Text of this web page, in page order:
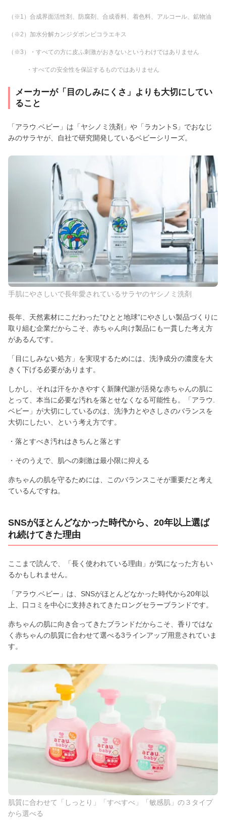
（※1）合成界面活性剤、防腐剤、合成香料、着色料、アルコール、鉱物油
（※2）加水分解カンジダボンビコラエキス
（※3）・すべての方に皮ふ刺激がおきないというわけではありません
・すべての安全性を保証するものではありません
メーカーが「目のしみにくさ」よりも大切にしてい
ること
「アラウ.ベビー」は「ヤシノミ洗剤」や「ラカントS」でおなじ
みのサラヤが、自社で研究開発しているベビーシリーズ。
手肌にやさしいで長年愛されているサラヤのヤシノミ洗剤
長年、天然素材にこだわった“ひとと地球”にやさしい製品づくりに
取り組む企業だからこそ、赤ちゃん向け製品にも一貫した考え方
があるんです。
「目にしみない処方」を実現するためには、洗浄成分の濃度を大
きく下げる必要があります。
しかし、それは汗をかきやすく新陳代謝が活発な赤ちゃんの肌に
とって、本当に必要な汚れを落とせなくなる可能性も。「アラウ.
ベビー」が大切にしているのは、洗浄力とやさしさのバランスを
大切にしたい、という考え方です。
・落とすべき汚れはきちんと落とす
・そのうえで、肌への刺激は最小限に抑える
赤ちゃんの肌を守るためには、このバランスこそが重要だと考え
ているんですね。
SNSがほとんどなかった時代から、20年以上選ば
れ続けてきた理由
ここまで読んで、「長く使われている理由」が気になった方もい
るかもしれません。
「アラウ.ベビー」は、SNSがほとんどなかった時代から20年以
上、口コミを中心に支持されてきたロングセラーブランドです。
赤ちゃんの肌に向き合ってきたブランドだからこそ、香りではな
く赤ちゃんの肌質に合わせて選べる3ラインアップ用意されていま
す。
肌質に合わせて「しっとり」「すべすべ」「敏感肌」の３タイプ
から選べる